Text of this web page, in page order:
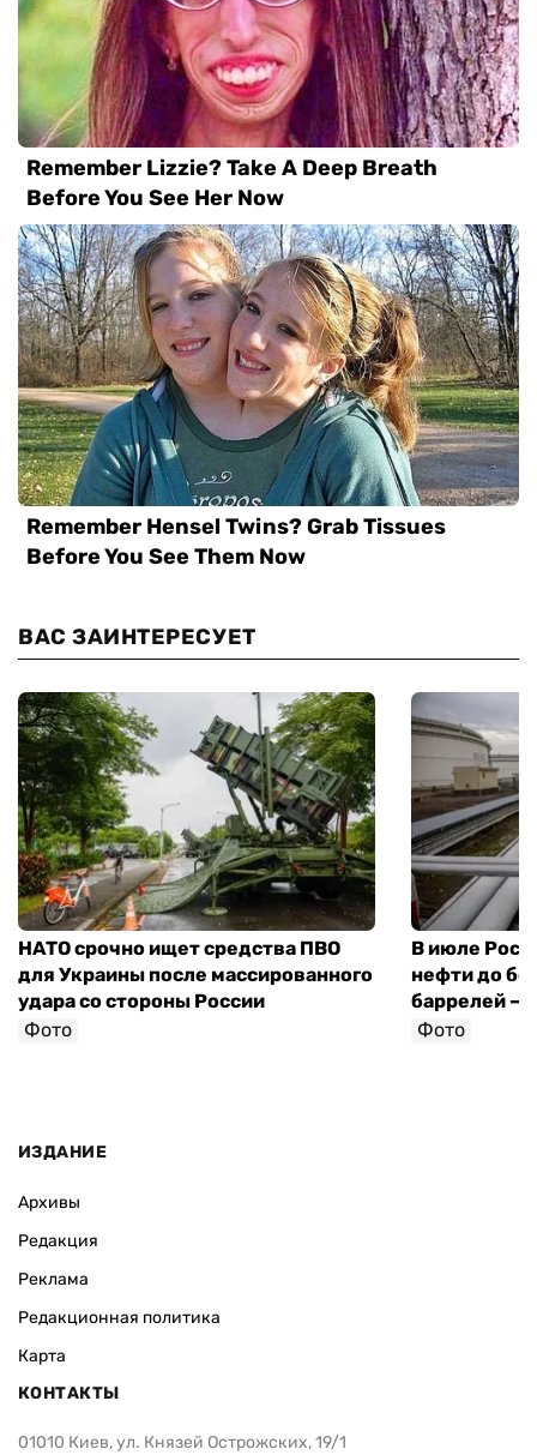
ВАС ЗАИНТЕРЕСУЕТ
НАТО срочно ищет средства ПВО
для Украины после массированного
удара со стороны России
Фото
В июле
нефти до
баррелей —
Фото
ИЗДАНИЕ
Архивы
Редакция
Реклама
Редакционная политика
Карта
КОНТАКТЫ
01010 Киев, ул. Князей Острожских, 19/1